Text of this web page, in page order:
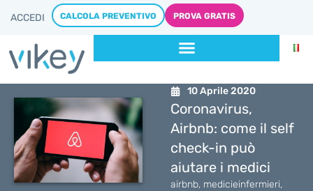
ACCEDI CALCOLA PREVENTIVO PROVA GRATIS
10 Aprile 2020
Coronavirus,
Airbnb: come il self
check-in può
aiutare i medici
airbnb, medicieinfermieri,